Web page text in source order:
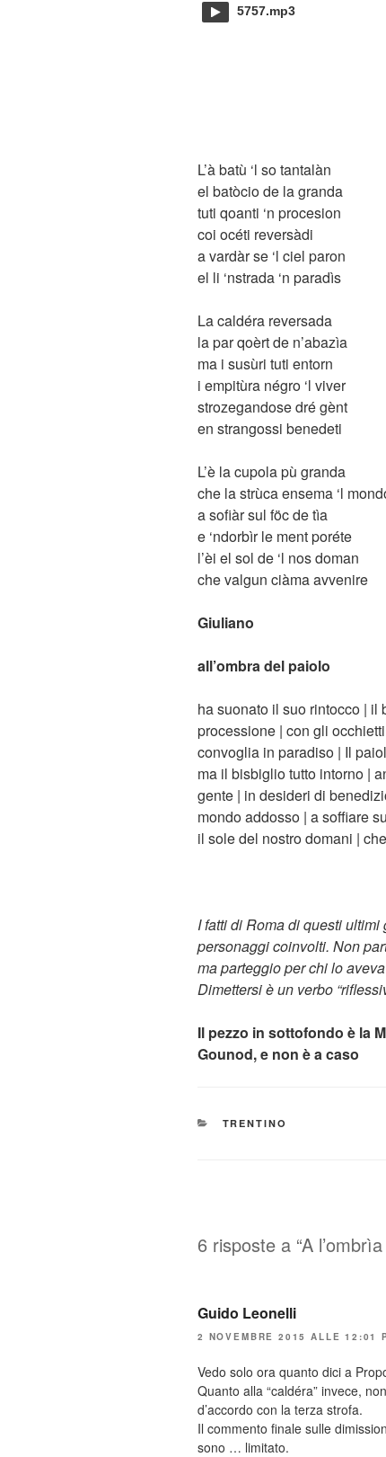
5757.mp3
L’à batù ‘l so tantalàn
el batòcio de la granda
tuti qoanti ‘n procesion
coi océti reversàdi
a vardàr se ‘l ciel paron
el li ‘nstrada ‘n paradìs
La caldéra reversada
la par qoèrt de n’abazìa
ma i susùri tuti entorn
i empitùra négro ‘l viver
strozegandose dré gènt
en strangossi benedeti
L’è la cupola pù granda
che la strùca ensema ‘l
a sofiàr sul föc de tìa
e ‘ndorbìr le ment poréte
l’èi el sol de ‘l nos doman
che valgun ciàma avvenire
Giuliano
all’ombra del paiolo
ha suonato il suo rintocco | il
processione | con gli
convoglia in paradiso | Il
ma il bisbiglio tutto intorno |
gente | in desideri di
mondo addosso | a soffiare
il sole del nostro domani |
I fatti di Roma di questi
personaggi coinvolti. Non
ma parteggio per chi lo
Dimettersi è un verbo
Il pezzo in sottofondo è la
Gounod, e non è a caso
CATEGORIE
TRENTINO
6 risposte a “A
Guido Leonelli
2 NOVEMBRE 2015 ALLE 12:01
Vedo solo ora quanto dici a
Quanto alla “caldéra” invece,
d’accordo con la terza strofa.
Il commento finale sulle
sono … limitato.